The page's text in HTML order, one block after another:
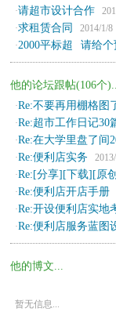
·请超市设计合作
·求租赁合同 2014/1/8
·2000平标超 请给个
他的论坛跟帖(106个
·Re:不要再用棚格图
·Re:超市工作日记30
·Re:在大学里盘了间
·Re:便利店实务
·Re:[分享][下载][原
·Re:便利店开店手册
·Re:开设便利店实地
·Re:便利店服务蓝图
他的博文...
暂无信息...